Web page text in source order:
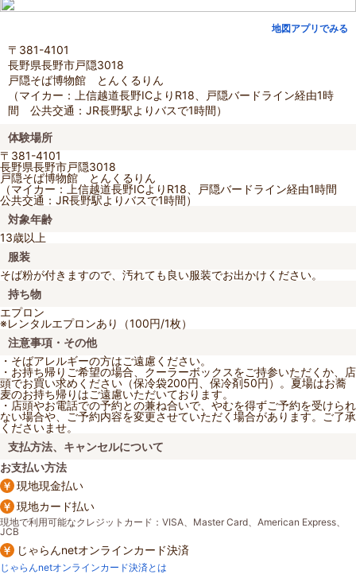
地図アプリでみる
〒381-4101
長野県長野市戸隠3018
戸隠そば博物館 とんくるりん
（マイカー：上信越道長野ICよりR18、戸隠バードライン経由1時
間 公共交通：JR長野駅よりバスで1時間）
体験場所
〒381-4101
長野県長野市戸隠3018
戸隠そば博物館 とんくるりん
（マイカー：上信越道長野ICよりR18、戸隠バードライン経由1時間
公共交通：JR長野駅よりバスで1時間）
対象年齢
13歳以上
服装
そば粉が付きますので、汚れても良い服装でお出かけください。
持ち物
エプロン
※レンタルエプロンあり（100円/1枚）
注意事項・その他
・そばアレルギーの方はご遠慮ください。
・お持ち帰りご希望の場合、クーラーボックスをご持参いただくか、店
頭でお買い求めください（保冷袋200円、保冷剤50円）。夏場はお蕎
麦のお持ち帰りはご遠慮いただいております。
・店頭やお電話での予約との兼ね合いで、やむを得ずご予約を受けられ
ない場合や、ご予約内容を変更させていただく場合があります。ご了承
くださいませ。
支払方法、キャンセルについて
お支払い方法
現地現金払い
現地カード払い
現地で利用可能なクレジットカード：VISA、Master Card、American Express、
JCB
じゃらんnetオンラインカード決済
じゃらんnetオンラインカード決済とは